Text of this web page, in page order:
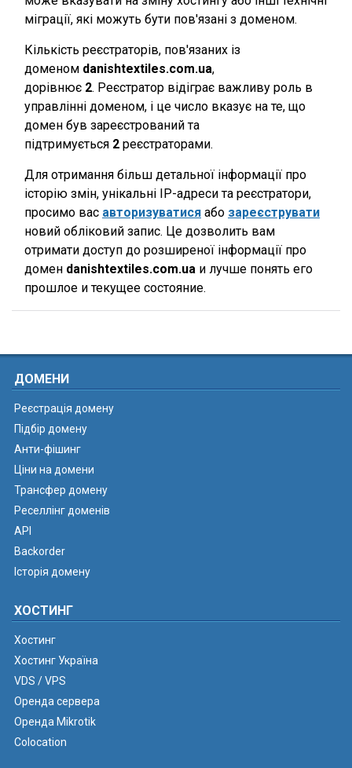
міграції, які можуть бути пов'язані з доменом.
Кількість реєстраторів, пов'язаних із
доменом danishtextiles.com.ua,
дорівнює 2. Реєстратор відіграє важливу роль в
управлінні доменом, і це число вказує на те, що
домен був зареєстрований та
підтримується 2 реєстраторами.
Для отримання більш детальної інформації про
історію змін, унікальні IP-адреси та реєстратори,
просимо вас авторизуватися або зареєструвати
новий обліковий запис. Це дозволить вам
отримати доступ до розширеної інформації про
домен danishtextiles.com.ua и лучше понять его
прошлое и текущее состояние.
ДОМЕНИ
Реєстрація домену
Підбір домену
Анти-фішинг
Ціни на домени
Трансфер домену
Реселлінг доменів
API
Backorder
Історія домену
ХОСТИНГ
Хостинг
Хостинг Україна
VDS / VPS
Оренда сервера
Оренда Mikrotik
Colocation